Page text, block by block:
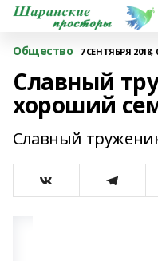
Общество 7 СЕНТЯБРЯ 2018,
Славный
хороший
Славный